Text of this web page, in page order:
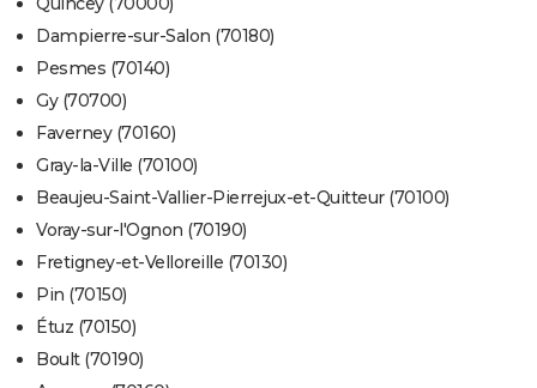
Dampierre-sur-Salon (70180)
Pesmes (70140)
Gy (70700)
Faverney (70160)
Gray-la-Ville (70100)
Beaujeu-Saint-Vallier-Pierrejux-et-Quitteur (70100)
Voray-sur-l'Ognon (70190)
Fretigney-et-Velloreille (70130)
Pin (70150)
Étuz (70150)
Boult (70190)